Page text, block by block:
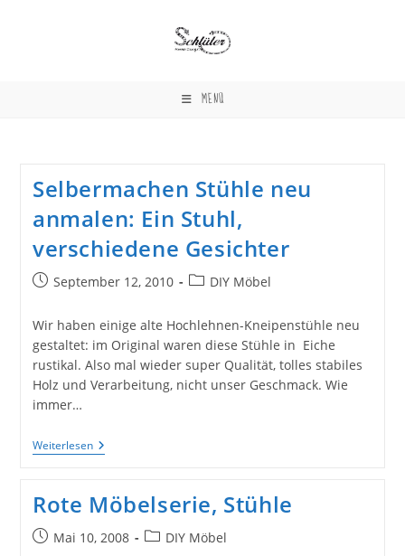
MENÜ
Selbermachen Stühle neu
anmalen: Ein Stuhl,
verschiedene Gesichter
BeitragSeptember 12, 2010
Beitrags-
DIY Möbel
Wir haben einige alte Hochlehnen-Kneipenstühle neu
gestaltet: im Original waren diese Stühle in Eiche
rustikal. Also mal wieder super Qualität, tolles stabiles
Holz und Verarbeitung, nicht unser Geschmack. Wie
immer…
WeiterlesenSelbermachen
Stühle
Ein
Stuhl,
Verschiedene
Gesichter
Rote Möbelserie, Stühle
BeitragMai 10, 2008
Beitrags-
DIY Möbel